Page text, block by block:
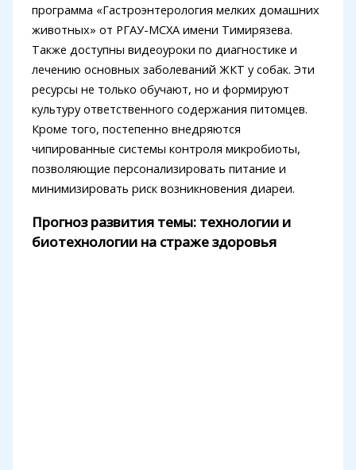
программа «Гастроэнтерология мелких домашних
животных» от РГАУ-МСХА имени Тимирязева.
Также доступны видеоуроки по диагностике и
лечению основных заболеваний ЖКТ у собак. Эти
ресурсы не только обучают, но и формируют
культуру ответственного содержания питомцев.
Кроме того, постепенно внедряются
чипированные системы контроля микробиоты,
позволяющие персонализировать питание и
минимизировать риск возникновения диареи.
Прогноз развития темы: технологии и
биотехнологии на страже здоровья